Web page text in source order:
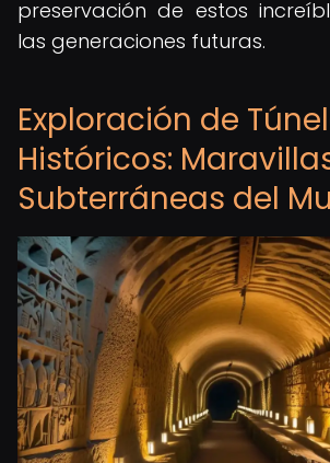
preservación de estos
las generaciones futuras.
Exploración de
Históricos:
Subterráneas del